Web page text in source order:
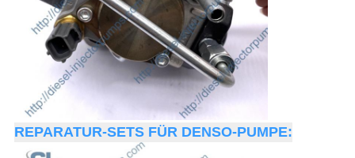
REPARATUR-SETS FÜR DENSO-PUMPE: